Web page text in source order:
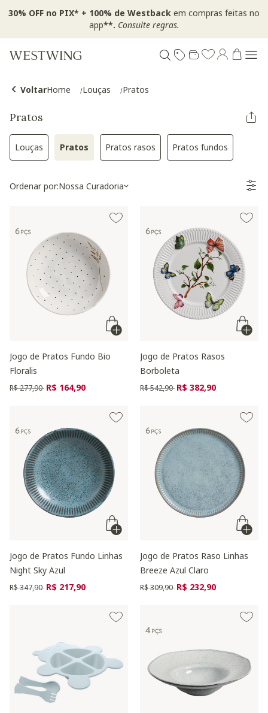
30% OFF no PIX* + 100% de Westback em compras feitas no
app**. Consulte regras.
VoltarHome Louças Pratos
Pratos
LouçasRefinar por Categoria: Louças
Pratos Selected Atualmente refinado por Categoria:
Pratos rasosRefinar por Categoria: Pratos rasos
Pratos fundos
Refinar por
Ordenar por:Nossa Curadoria
Jogo de Pratos Fundo Bio
Floralis
Preço reduzido de
R$ 277,90 para
R$ 164,90
Jogo de Pratos Rasos
Borboleta
Preço reduzido de
R$ 542,90 para
R$ 382,90
Jogo de Pratos Fundo Linhas
Night Sky Azul
Preço reduzido de
R$ 347,90 para
R$ 217,90
Jogo de Pratos Raso Linhas
Breeze Azul Claro
Preço reduzido de
R$ 309,90 para
R$ 232,90